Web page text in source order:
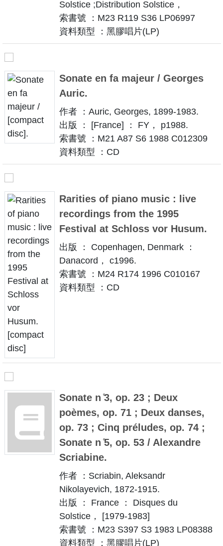
Solstice ;Distribution Solstice，
索書號 ：M23 R119 S36 LP06997
資料類型 ：黑膠唱片(LP)
Sonate en fa majeur / Georges
Auric.
作者 ：Auric, Georges, 1899-1983.
出版 ： [France] ： FY， p1988.
索書號 ：M21 A87 S6 1988 C012309
資料類型 ：CD
Rarities of piano music : live
recordings from the 1995
Festival at Schloss vor Husum.
出版 ： Copenhagen, Denmark ：
Danacord， c1996.
索書號 ：M24 R174 1996 C010167
資料類型 ：CD
Sonate n ̊3, op. 23 ; Deux
poèmes, op. 71 ; Deux danses,
op. 73 ; Cinq préludes, op. 74 ;
Sonate n ̊5, op. 53 / Alexandre
Scriabine.
作者 ：Scriabin, Aleksandr
Nikolayevich, 1872-1915.
出版 ： France ： Disques du
Solstice， [1979-1983]
索書號 ：M23 S397 S3 1983 LP08388
資料類型 ：黑膠唱片(LP)